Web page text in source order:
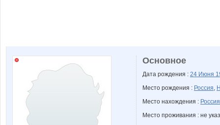
Основное
Дата рождения : 24 Июня
Место рождения : Россия,
Место нахождения : Россия
Место проживания : не